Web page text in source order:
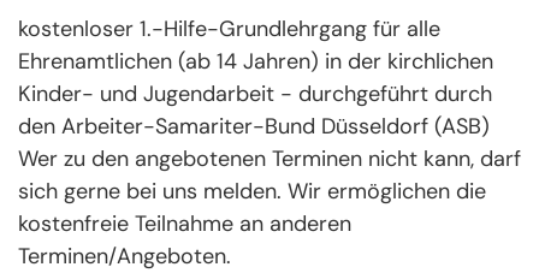
kostenloser 1.-Hilfe-Grundlehrgang für alle
Ehrenamtlichen (ab 14 Jahren) in der kirchlichen
Kinder- und Jugendarbeit - durchgeführt durch
den Arbeiter-Samariter-Bund Düsseldorf (ASB)
Wer zu den angebotenen Terminen nicht kann, darf
sich gerne bei uns melden. Wir ermöglichen die
kostenfreie Teilnahme an anderen
Terminen/Angeboten.